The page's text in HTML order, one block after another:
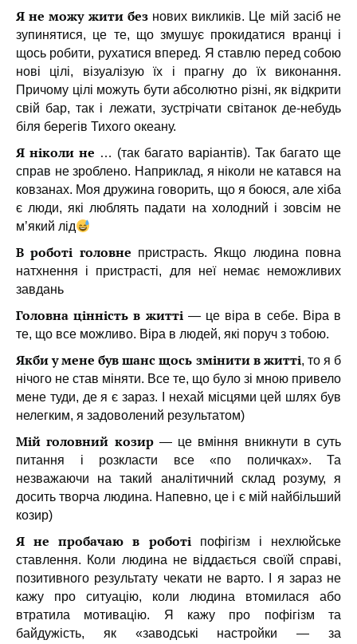
Я не можу жити безнових викликів. Це мій засіб не
зупинятися, це те, що змушує прокидатися вранці і
щось робити, рухатися вперед. Я ставлю перед собою
нові цілі, візуалізую їх і прагну до їх виконання.
Причому цілі можуть бути абсолютно різні, як відкрити
свій бар, так і лежати, зустрічати світанок де-небудь
біля берегів Тихого океану.
Я ніколи не … (так багато варіантів). Так багато ще
справ не зроблено. Наприклад, я ніколи не катався на
ковзанах. Моя дружина говорить, що я боюся, але хіба
є люди, які люблять падати на холодний і зовсім не
м’який лід
В роботі головне пристрасть. Якщо людина повна
натхнення і пристрасті, для неї немає неможливих
завдань
Головна цінність в житті— це віра в себе. Віра в
те, що все можливо. Віра в людей, які поруч з тобою.
Якби у мене був шанс щось змінити в житті, то я б
нічого не став міняти. Все те, що було зі мною привело
мене туди, де я є зараз. І нехай місцями цей шлях був
нелегким, я задоволений результатом)
Мій головний козир— це вміння вникнути в суть
питання і розкласти все «по поличках». Та
незважаючи на такий аналітичний склад розуму, я
досить творча людина. Напевно, це і є мій найбільший
козир)
Я не пробачаю в роботіпофігізм і нехлюйське
ставлення. Коли людина не віддається своїй справі,
позитивного результату чекати не варто. І я зараз не
кажу про ситуацію, коли людина втомилася або
втратила мотивацію. Я кажу про пофігізм та
байдужість, як «заводські настройки — за